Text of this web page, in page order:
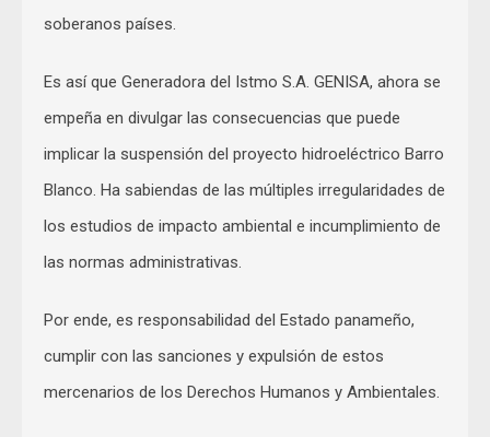
soberanos países.
Es así que Generadora del Istmo S.A. GENISA, ahora se
empeña en divulgar las consecuencias que puede
implicar la suspensión del proyecto hidroeléctrico Barro
Blanco. Ha sabiendas de las múltiples irregularidades de
los estudios de impacto ambiental e incumplimiento de
las normas administrativas.
Por ende, es responsabilidad del Estado panameño,
cumplir con las sanciones y expulsión de estos
mercenarios de los Derechos Humanos y Ambientales.